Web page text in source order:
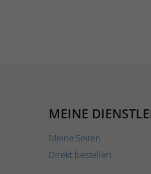
MEINE
Meine Seiten
Direkt bestellen